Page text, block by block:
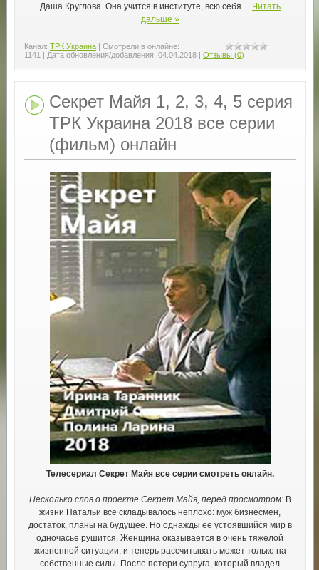
Даша Круглова. Она учится в институте, всю себя
Читать
дальше »
Канал: ТРК Украина| Смотрели в онлайне:
1141 | Дата обновления/добавления: 04.04.2018 | Отзывы (0)
Секрет Майя 1, 2, 3, 4, 5 серия
ТРК Украина 2018 все серии
(фильм) онлайн
Телесериал Секрет Майя все серии смотреть онлайн.
Несколько слов о проекте Секрет Майя, перед просмотром:В
жизни Натальи все складывалось неплохо: муж бизнесмен,
достаток, планы на будущее. Но однажды ее устоявшийся мир в
одночасье рушится. Женщина оказывается в очень тяжелой
жизненной ситуации, и теперь рассчитывать может только на
собственные силы. После потери супруга, который владел